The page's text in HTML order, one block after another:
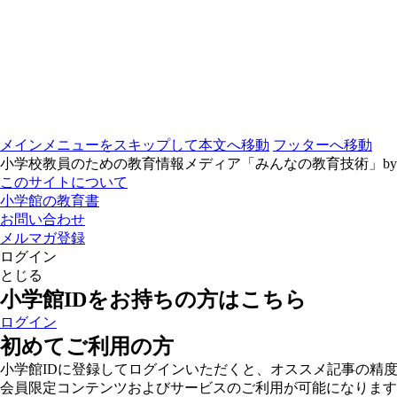
メインメニューをスキップして本文へ移動 フッターへ移動
小学校教員のための教育情報メディア「みんなの教育技術」
このサイトについて
小学館の教育書
お問い合わせ
メルマガ登録
ログイン
とじる
小学館IDをお持ちの方はこちら
ログイン
初めてご利用の方
小学館IDに登録してログインいただくと、オススメ記事の精
会員限定コンテンツおよびサービスのご利用が可能になりま